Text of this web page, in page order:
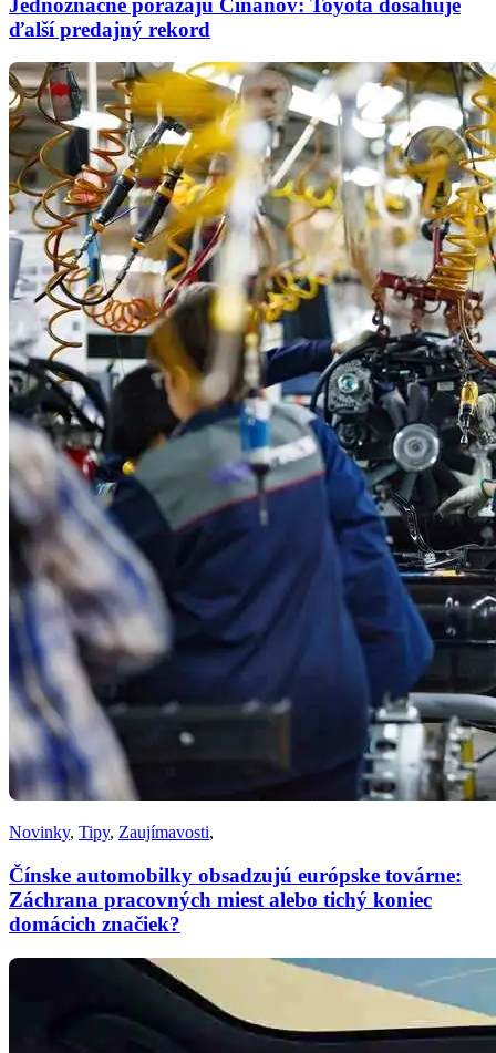
ďalší predajný rekord
Novinky, Tipy, Zaujímavosti,
Čínske automobilky obsadzujú európske továrne:
Záchrana pracovných miest alebo tichý koniec
domácich značiek?